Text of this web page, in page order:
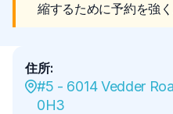
縮するために予約を強く
住所:
#5 - 6014 Vedder
0H3